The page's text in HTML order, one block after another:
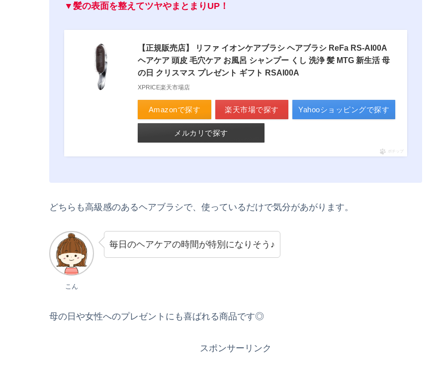
▼髪の表面を整えてツヤやまとまりUP！
【正規販売店】 リファ イオンケアブラシ ヘアブラシ ReFa RS-AI00A
ヘアケア 頭皮 毛穴ケア お風呂 シャンプー くし 洗浄 髪 MTG 新生活 母
の日 クリスマス プレゼント ギフト RSAI00A
XPRICE楽天市場店
Amazonで探す 楽天市場で探す Yahooショッピングで探す
メルカリで探す
ポチップ
どちらも高級感のあるヘアブラシで、使っているだけで気分があがります。
こん
毎日のヘアケアの時間が特別になりそう♪
母の日や女性へのプレゼントにも喜ばれる商品です◎
スポンサーリンク